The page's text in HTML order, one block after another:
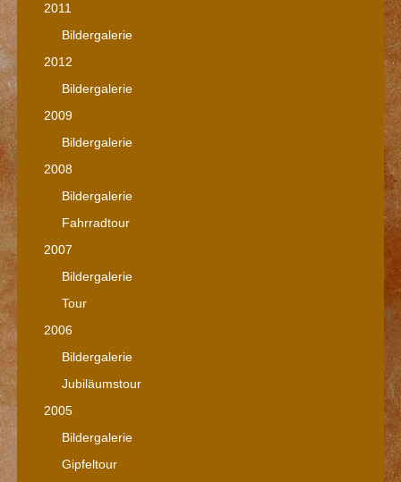
2011
Bildergalerie
2012
Bildergalerie
2009
Bildergalerie
2008
Bildergalerie
Fahrradtour
2007
Bildergalerie
Tour
2006
Bildergalerie
Jubiläumstour
2005
Bildergalerie
Gipfeltour